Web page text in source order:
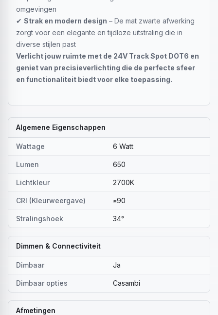
omgevingen
✔ Strak en modern design – De mat zwarte afwerking
zorgt voor een elegante en tijdloze uitstraling die in
diverse stijlen past
Verlicht jouw ruimte met de 24V Track Spot DOT6 en
geniet van precisieverlichting die de perfecte sfeer
en functionaliteit biedt voor elke toepassing.
Algemene Eigenschappen
Wattage 6 Watt
Lumen 650
Lichtkleur 2700K
CRI (Kleurweergave) ≥90
Stralingshoek 34°
Dimmen & Connectiviteit
Dimbaar Ja
Dimbaar opties Casambi
Afmetingen